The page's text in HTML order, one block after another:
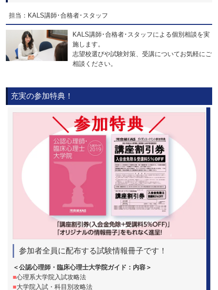
担当：KALS講師･合格者･スタッフ
KALS講師･合格者･スタッフによる個別相談を実
施します。
志望校選びや試験対策、受講についてお気軽にご
相談ください。
充実の参加特典！
参加者全員に配布する試験情報冊子です！
＜公認心理師・臨床心理士大学院ガイド：内容＞
■心理系大学院入試攻略法
■大学院入試・科目別攻略法